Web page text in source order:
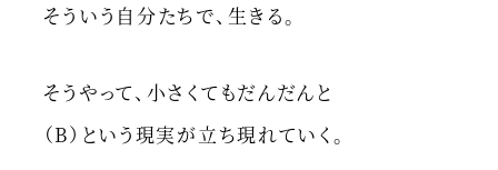
そういう自分たちで、生きる。
そうやって、小さくてもだんだんと
（B）という現実が立ち現れていく。